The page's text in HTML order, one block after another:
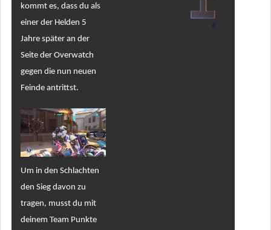
kommt es, dass du als
einer der Helden 5
Jahre später an der
Seite der Overwatch
gegen die nun neuen
Feinde antrittst.
Um in den Schlachten
den Sieg davon zu
tragen, musst du mit
deinem Team Punkte